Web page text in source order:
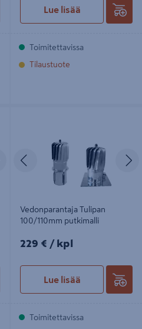
Lue lisää
Toimitettavissa
Tilaustuote
SeuraavaEdellinen
Vedonparantaja Tulipan
100/110mm putkimalli
229€/kpl
229 € / kpl
Lue lisää
Toimitettavissa